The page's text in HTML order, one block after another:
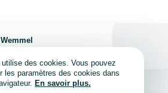
des cookies. Vous pouvez
les paramètres des cookies dans
En savoir plus.